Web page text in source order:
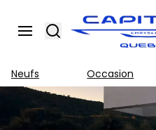
Search
Neufs Occasion